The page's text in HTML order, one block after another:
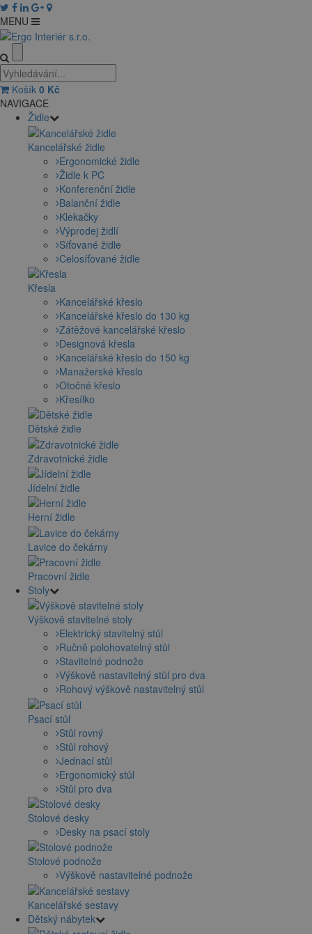
MENU
Košík 0 Kč
NAVIGACE
Židle
Kancelářské židle
Ergonomické židle
Židle k PC
Konferenční židle
Balanční židle
Klekačky
Výprodej židlí
Síťované židle
Celosíťované židle
Křesla
Kancelářské křeslo
Kancelářské křeslo do 130 kg
Zátěžové kancelářské křeslo
Designová křesla
Kancelářské křeslo do 150 kg
Manažerské křeslo
Otočné křeslo
Křesílko
Dětské židle
Zdravotnické židle
Jídelní židle
Herní židle
Lavice do čekárny
Pracovní židle
Stoly
Výškově stavitelné stoly
Elektrický stavitelný stůl
Ručně polohovatelný stůl
Stavitelné podnože
Výškově nastavitelný stůl pro dva
Rohový výškově nastavitelný stůl
Psací stůl
Stůl rovný
Stůl rohový
Jednací stůl
Ergonomický stůl
Stůl pro dva
Stolové desky
Desky na psací stoly
Stolové podnože
Výškově nastavitelné podnože
Kancelářské sestavy
Dětský nábytek